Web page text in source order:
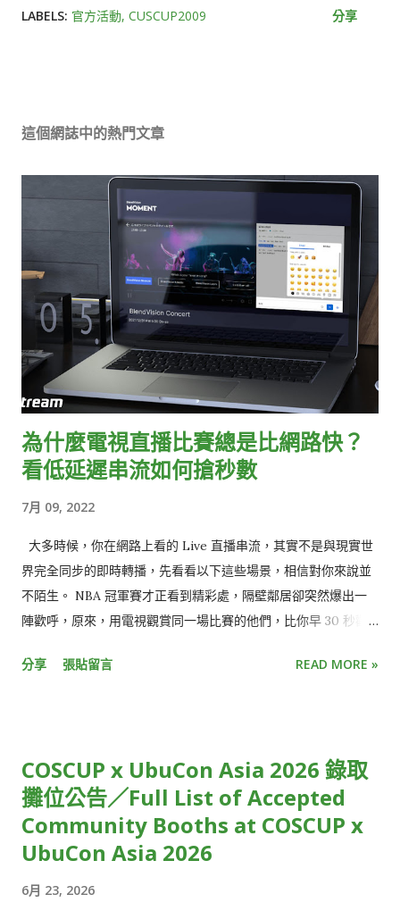
LABELS: 官方活動 CUSCUP2009 分享
這個網誌中的熱門文章
為什麼電視直播比賽總是比網路快？
看低延遲串流如何搶秒數
7月 09, 2022
大多時候，你在網路上看的 Live 直播串流，其實不是與現實世
界完全同步的即時轉播，先看看以下這些場景，相信對你來說並
不陌生。 NBA 冠軍賽才正看到精彩處，隔壁鄰居卻突然爆出一
陣歡呼，原來，用電視觀賞同一場比賽的他們，比你早 30 秒歡
文熱烈討論比賽結果。 就像電影被暴雷一樣，少了即時參與的驚
年，只有你還停留在前一年。 雖然從絕對時間來看，這些狀況都
僅有延遲短短幾秒鐘，但在體感上，觀賞體驗卻大受影響，用
「失之毫釐，差之千里」來形容再恰當不過。 使用直播串流時，
為什麼你的世界總是比別人慢幾秒？原因正是「串流延遲」。 從
後，直到觀眾端螢幕出現畫面的時間差。 一般來說，有線電視直
分享 張貼留言 READ MORE »
COSCUP x UbuCon Asia 2026 錄取
攤位公告／Full List of Accepted
Community Booths at COSCUP x
UbuCon Asia 2026
6月 23, 2026